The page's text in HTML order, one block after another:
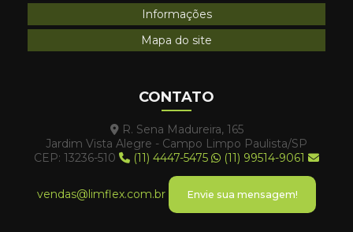
Informações
Mapa do site
CONTATO
R. Sena Madureira, 165
Jardim Vista Alegre - Campo Limpo Paulista/SP
CEP: 13236-510
(11) 4447-5475 (11) 99514-9061
vendas@limflex.com.br Envie sua mensagem!